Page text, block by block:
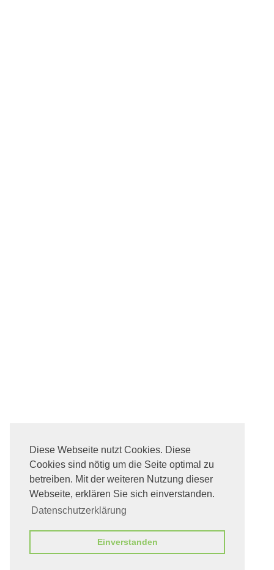
Diese Webseite nutzt Cookies. Diese
Cookies sind nötig um die Seite optimal zu
betreiben. Mit der weiteren Nutzung dieser
Webseite, erklären Sie sich einverstanden.
Datenschutzerklärung
Einverstanden